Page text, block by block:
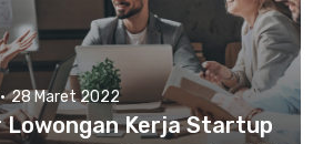
· 28 Maret 2022
Lowongan Kerja Startup